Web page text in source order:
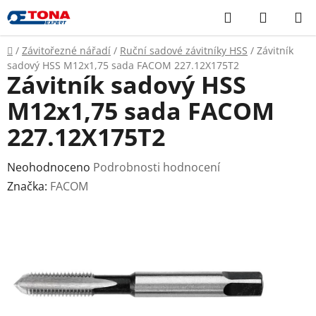
Přejít
na
obsah
Hledat
KOŠÍK
Domů
/ Závitořezné nářadí / Ruční sadové závitníky HSS / Závitník
sadový HSS M12x1,75 sada FACOM 227.12X175T2
Závitník sadový HSS
M12x1,75 sada FACOM
227.12X175T2
Průměrné
hodnocení
hvězdiček.
Neohodnoceno Podrobnosti hodnocení
Značka: FACOM